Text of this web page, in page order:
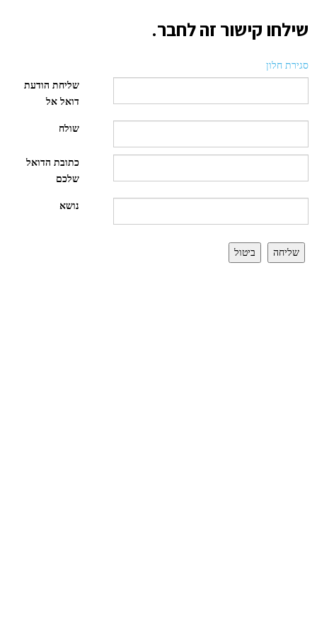
שילחו קישור זה לחבר.
סגירת חלון
שליחת הודעת
דואל אל
שולח
כתובת הדואל
שלכם
נושא
שליחה ביטול